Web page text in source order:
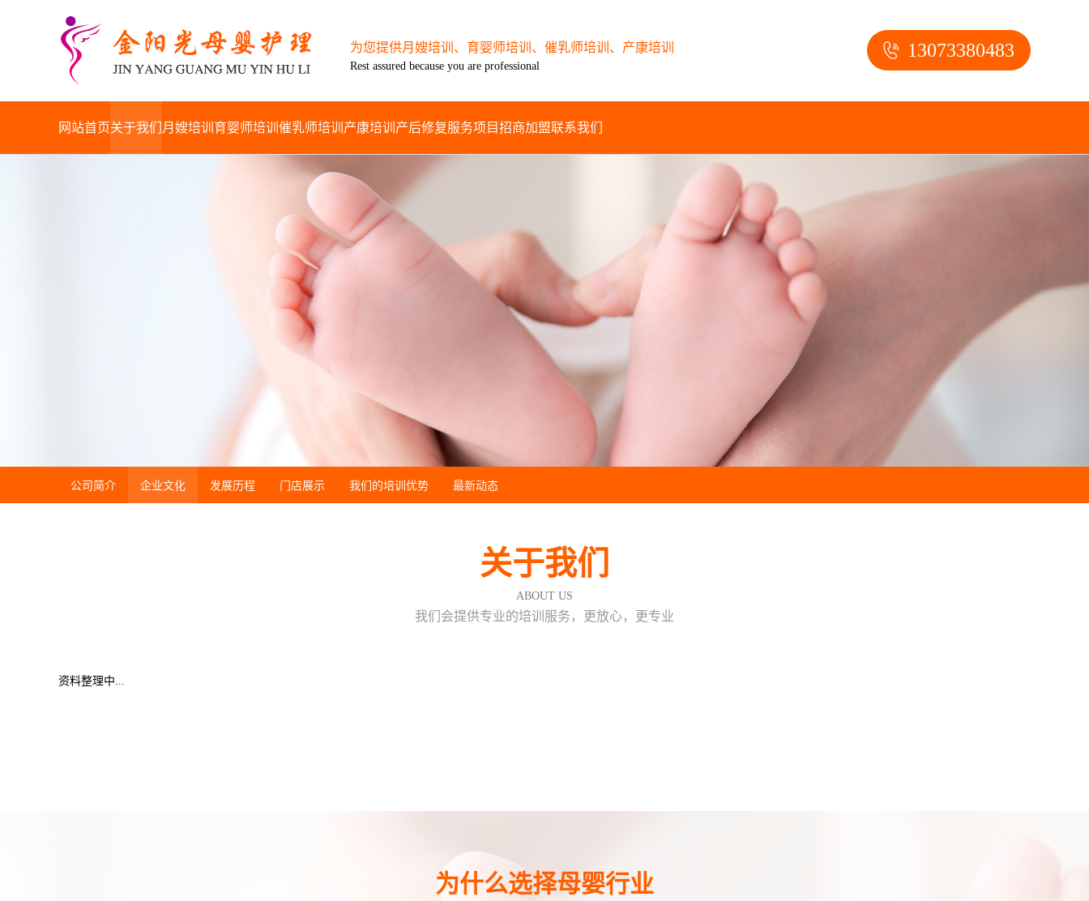
为您提供月嫂培训、育婴师培训、催乳师培训、产康培训
Rest assured because you are professional
13073380483
网站首页关于我们 月嫂培训 育婴师培训 催乳师培训 产康培训 产后修复服务项目招商加盟联系我们
公司简介 企业文化 发展历程 门店展示 我们的培训优势 最新动态
关于我们
ABOUT US
我们会提供专业的培训服务，更放心，更专业
资料整理中...
为什么选择母婴行业